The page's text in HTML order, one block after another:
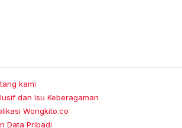
kami
dan Isu Keberagaman
Wongkito.co
Data Pribadi